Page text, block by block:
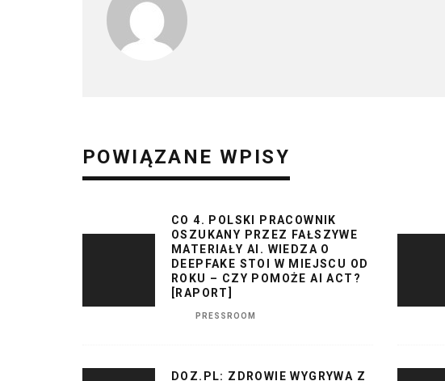
POWIĄZANE WPISY
CO 4. POLSKI PRACOWNIK
OSZUKANY PRZEZ FAŁSZYWE
MATERIAŁY AI. WIEDZA O
DEEPFAKE STOI W MIEJSCU OD
ROKU – CZY POMOŻE AI ACT?
[RAPORT]
PRESSROOM
DOZ.PL: ZDROWIE WYGRYWA Z